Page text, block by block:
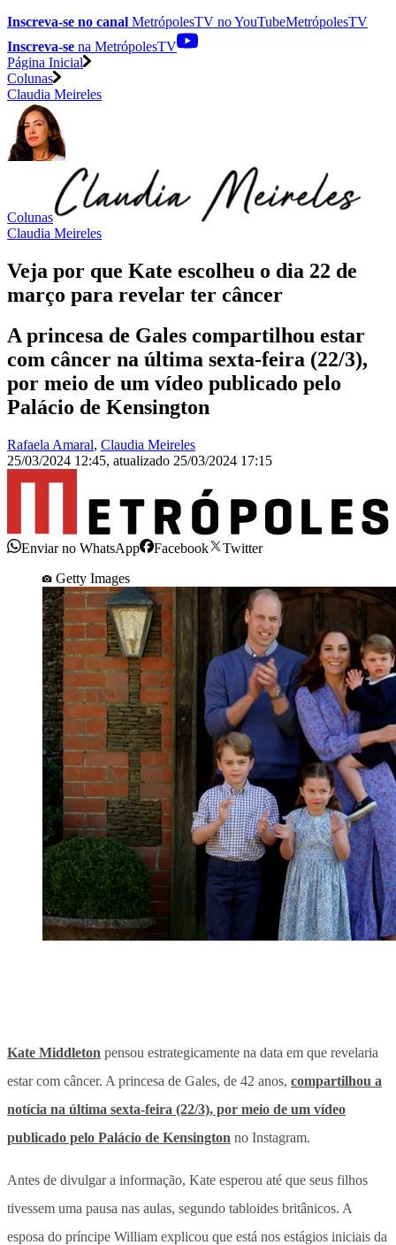
Inscreva-se no canal MetrópolesTV noYouTubeMetrópolesTV
Inscreva-se na MetrópolesTV
Página Inicial
Colunas
Claudia Meireles
Colunas
Claudia Meireles
Veja por que Kate escolheu o dia 22 de
março para revelar ter câncer
A princesa de Gales compartilhou estar
com câncer na última sexta-feira (22/3),
por meio de um vídeo publicado pelo
Palácio de Kensington
Rafaela Amaral, Claudia Meireles
25/03/2024 12:45, atualizado 25/03/2024 17:15
Enviar no WhatsApp Facebook
Twitter
Getty Images
Kate Middleton pensou estrategicamente na data em que revelaria
estar com câncer. A princesa de Gales, de 42 anos, compartilhou a
notícia na última sexta-feira (22/3), por meio de um vídeo
publicado pelo Palácio de Kensington no Instagram.
Antes de divulgar a informação, Kate esperou até que seus filhos
tivessem uma pausa nas aulas, segundo tabloides britânicos. A
esposa do príncipe William explicou que está nos estágios iniciais da